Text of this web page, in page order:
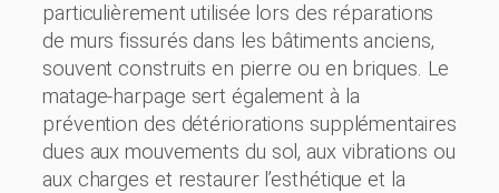
particulièrement utilisée lors des réparations
de murs fissurés dans les bâtiments anciens,
souvent construits en pierre ou en briques. Le
matage-harpage sert également à la
prévention des détériorations supplémentaires
dues aux mouvements du sol, aux vibrations ou
aux charges et restaurer l’esthétique et la